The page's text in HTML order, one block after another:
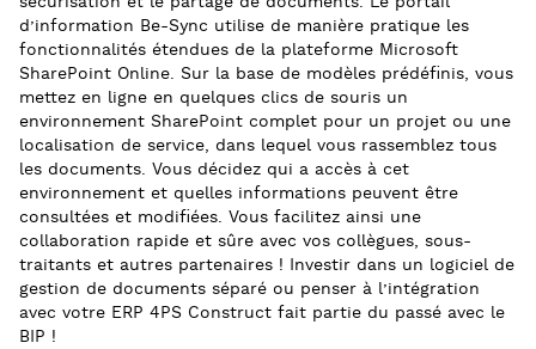
d’information Be-Sync utilise de manière pratique les
fonctionnalités étendues de la plateforme Microsoft
SharePoint Online. Sur la base de modèles prédéfinis, vous
mettez en ligne en quelques clics de souris un
environnement SharePoint complet pour un projet ou une
localisation de service, dans lequel vous rassemblez tous
les documents. Vous décidez qui a accès à cet
environnement et quelles informations peuvent être
consultées et modifiées. Vous facilitez ainsi une
collaboration rapide et sûre avec vos collègues, sous-
traitants et autres partenaires ! Investir dans un logiciel de
gestion de documents séparé ou penser à l’intégration
avec votre ERP 4PS Construct fait partie du passé avec le
BIP !